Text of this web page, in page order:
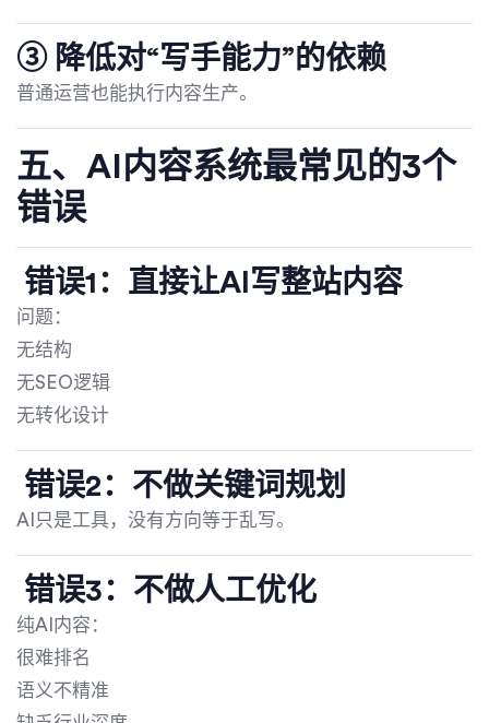
③ 降低对“写手能力”的依赖
普通运营也能执行内容生产。
五、AI内容系统最常见的3个
错误
错误1：直接让AI写整站内容
问题：
无结构
无SEO逻辑
无转化设计
错误2：不做关键词规划
AI只是工具，没有方向等于乱写。
错误3：不做人工优化
纯AI内容：
很难排名
语义不精准